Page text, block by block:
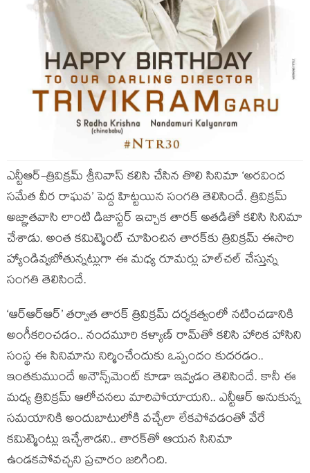
ఎన్టీఆర్-త్రివిక్రమ్ శ్రీనివాస్ కలిసి చేసిన తొలి సినిమా ‘అరవింద
సమేత వీర రాఘవ’ పెద్ద హిట్టయిన సంగతి తెలిసిందే. త్రివిక్రమ్
అజ్ఞాతవాసి లాంటి డిజాస్టర్ ఇచ్చాక తారక్ అతడితో కలిసి సినిమా
చేశాడు. అంత కమిట్మెంట్ చూపించిన తారక్‌కు త్రివిక్రమ్ ఈసారి
హ్యాండివ్వబోతున్నట్లుగా ఈ మధ్య రూమర్లు హల్‌చల్ చేస్తున్న
సంగతి తెలిసిందే.
‘ఆర్ఆర్ఆర్’ తర్వాత తారక్ త్రివిక్రమ్ దర్శకత్వంలో నటించడానికి
అంగీకరించడం.. నందమూరి కళ్యాణ్ రామ్‌తో కలిసి హారిక హాసిని
సంస్థ ఈ సినిమాను నిర్మించేందుకు ఒప్పందం కుదరడం..
ఇంతకుముందే అనౌన్స్‌మెంట్ కూడా ఇవ్వడం తెలిసిందే. కానీ ఈ
మధ్య త్రివిక్రమ్ ఆలోచనలు మారిపోయాయని.. ఎన్టీఆర్ అనుకున్న
సమయానికి అందుబాటులోకి వచ్చేలా లేకపోవడంతో వేరే
కమిట్మెంట్లు ఇచ్చేశాడని.. తారక్‌తో ఆయన సినిమా
ఉండకపోవచ్చని ప్రచారం జరిగింది.